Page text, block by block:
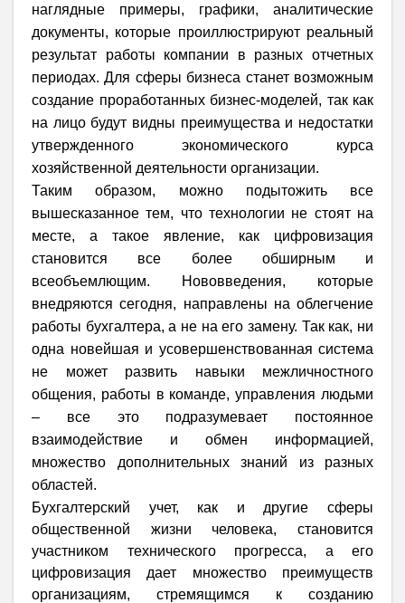
наглядные примеры, графики, аналитические
документы, которые проиллюстрируют реальный
результат работы компании в разных отчетных
периодах. Для сферы бизнеса станет возможным
создание проработанных бизнес-моделей, так как
на лицо будут видны преимущества и недостатки
утвержденного экономического курса
хозяйственной деятельности организации.
Таким образом, можно подытожить все
вышесказанное тем, что технологии не стоят на
месте, а такое явление, как цифровизация
становится все более обширным и
всеобъемлющим. Нововведения, которые
внедряются сегодня, направлены на облегчение
работы бухгалтера, а не на его замену. Так как, ни
одна новейшая и усовершенствованная система
не может развить навыки межличностного
общения, работы в команде, управления людьми
– все это подразумевает постоянное
взаимодействие и обмен информацией,
множество дополнительных знаний из разных
областей.
Бухгалтерский учет, как и другие сферы
общественной жизни человека, становится
участником технического прогресса, а его
цифровизация дает множество преимуществ
организациям, стремящимся к созданию